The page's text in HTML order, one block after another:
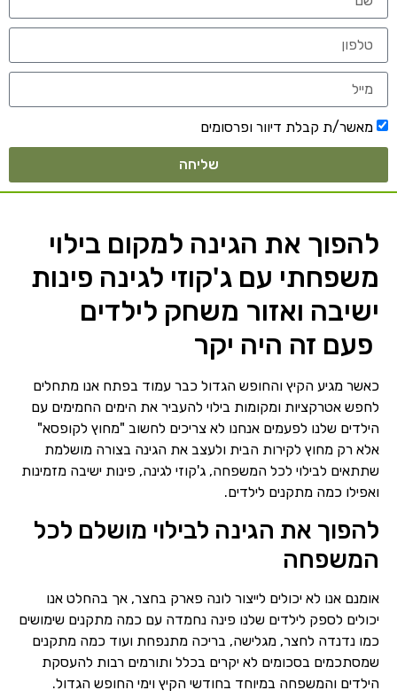
מאשר/ת קבלת דיוור ופרסומים
שליחה
להפוך את הגינה למקום בילוי
משפחתי עם ג'קוזי לגינה פינות
ישיבה ואזור משחק לילדים
פעם זה היה יקר
כאשר מגיע הקיץ והחופש הגדול כבר עמוד בפתח אנו מתחלים
לחפש אטרקציות ומקומות בילוי להעביר את הימים החמימים עם
הילדים שלנו לפעמים אנחנו לא צריכים לחשוב "מחוץ לקופסא"
אלא רק מחוץ לקירות הבית ולעצב את הגינה בצורה מושלמת
שתתאים לבילוי לכל המשפחה, ג'קוזי לגינה, פינות ישיבה מזמינות
ואפילו כמה מתקנים לילדים.
להפוך את הגינה לבילוי מושלם לכל
המשפחה
אומנם אנו לא יכולים לייצור לונה פארק בחצר, אך בהחלט אנו
יכולים לספק לילדים שלנו פינה נחמדה עם כמה מתקנים שימושים
כמו נדנדה לחצר, מגלישה, בריכה מתנפחת ועוד כמה מתקנים
שמסתכמים בסכומים לא יקרים בכלל ותורמים רבות להעסקת
הילדים והמשפחה במיוחד בחודשי הקיץ וימי החופש הגדול.